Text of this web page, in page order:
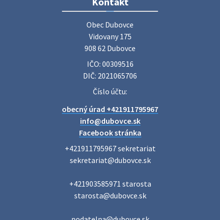
Základná organizácia Únie žien Slovenska Dubovce
srdečne pozýva svoje členky, ich rodinných príslušníkov aj
priateľov na jednodňový zájazd na termálne kúpalisko
Poradne komplexnej pomoci
diskrétne komplexné odborné poradenstvo. Tím
odborníkov Vám pomôžte nájsť riešenie v piatich kľúčových
oblastiach: právo rodina a v…
Voľby do orgánov samosprávnych krajov 2026 V obci
miestnosti je na adrese: Vidovany 175, 908 62 Dubovce –
Obec Dubovce
Vidovany 175
908 62 Dubovce
IČO: 00309516
DIČ: 2021065706
Číslo účtu:
obecný úrad +421911795967
info@dubovce.sk
Facebook stránka
+421911795967 sekretariat
sekretariat@dubovce.sk
+421903585971 starosta
starosta@dubovce.sk